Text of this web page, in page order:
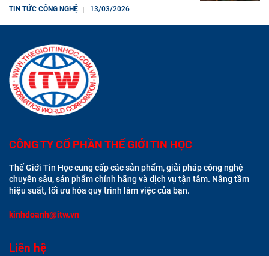
TIN TỨC CÔNG NGHỆ 13/03/2026
CÔNG TY CỔ PHẦN THẾ GIỚI TIN HỌC
Thế Giới Tin Học cung cấp các sản phẩm, giải pháp công nghệ
chuyên sâu, sản phẩm chính hãng và dịch vụ tận tâm. Nâng tầm
hiệu suất, tối ưu hóa quy trình làm việc của bạn.
kinhdoanh@itw.vn
Liên hệ